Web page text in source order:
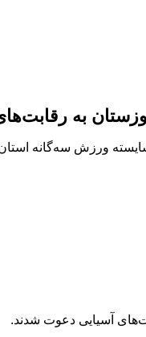
به
ورزش سه‌گانه
آسیایی دعوت شدند.